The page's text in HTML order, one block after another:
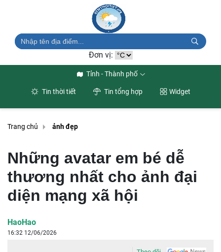
Đơn vị:
Tỉnh - Thành phố
Tin thời tiết Tin tổng hợp Widget
Trang chủ ảnh đẹp
Những avatar em bé dễ
thương nhất cho ảnh đại
diện mạng xã hội
HaoHao
16:32 12/06/2026